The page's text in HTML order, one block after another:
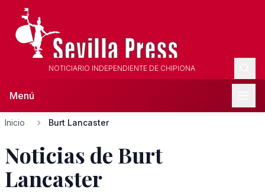
NOTICIARIO INDEPENDIENTE DE CHIPIONA
Menú
Inicio Burt Lancaster
Noticias de Burt
Lancaster